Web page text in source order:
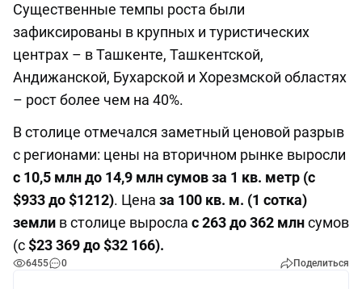
Существенные темпы роста были
зафиксированы в крупных и туристических
центрах – в Ташкенте, Ташкентской,
Андижанской, Бухарской и Хорезмской областях
– рост более чем на 40%.
В столице отмечался заметный ценовой разрыв
с регионами: цены на вторичном рынке выросли
с 10,5 млн до 14,9 млн сумов за 1 кв. метр (с
$933 до $1212). Цена за 100 кв. м. (1 сотка)
земли в столице выросла с 263 до 362 млнсумов
(с $23 369 до $32 166).
6455 0 Поделиться